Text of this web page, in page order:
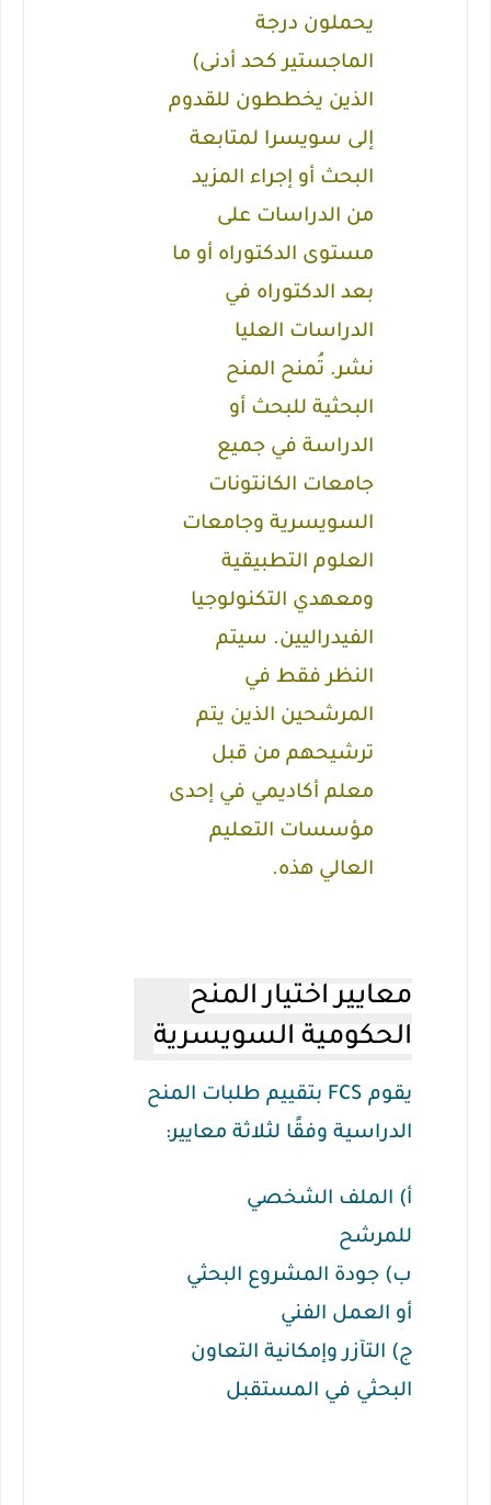
يحملون درجة
الماجستير كحد أدنى)
الذين يخططون للقدوم
إلى سويسرا لمتابعة
البحث أو إجراء المزيد
من الدراسات على
مستوى الدكتوراه أو ما
بعد الدكتوراه في
الدراسات العليا
نشر. تُمنح المنح
البحثية للبحث أو
الدراسة في جميع
جامعات الكانتونات
السويسرية وجامعات
العلوم التطبيقية
ومعهدي التكنولوجيا
الفيدراليين. سيتم
النظر فقط في
المرشحين الذين يتم
ترشيحهم من قبل
معلم أكاديمي في إحدى
مؤسسات التعليم
العالي هذه.
معايير اختيار المنح
الحكومية السويسرية
يقوم FCS بتقييم طلبات المنح
الدراسية وفقًا لثلاثة معايير:
أ) الملف الشخصي
للمرشح
ب) جودة المشروع البحثي
أو العمل الفني
ج) التآزر وإمكانية التعاون
البحثي في ​​المستقبل